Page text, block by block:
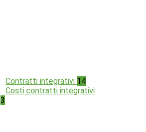
Contratti integrativi 14
Costi contratti integrativi
3